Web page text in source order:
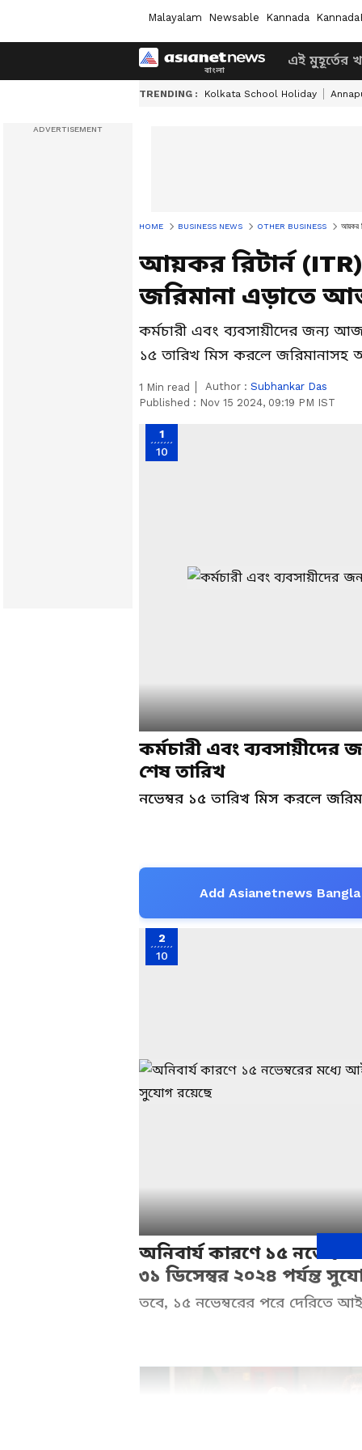
Malayalam Newsable Kannada
এই মুহূর্তের
TRENDING : Kolkata School Holiday
HOME BUSINESS NEWS OTHER BUSINESS আয়কর
আয়কর রিটার্ন
জরিমানা এড়াতে
কর্মচারী এবং ব্যবসায়ীদের জন্য
১৫ তারিখ মিস করলে
1 Min read Author : Subhankar Das
Published : Nov 15 2024, 09:19 PM IST
1
10
কর্মচারী এবং
শেষ তারিখ
নভেম্বর ১৫ তারিখ মিস করলে
Add Asianetnews
2
10
অনিবার্য কারণে ১৫
৩১ ডিসেম্বর ২০২৪ পর্যন্ত
তবে, ১৫ নভেম্বরের পরে দেরিতে